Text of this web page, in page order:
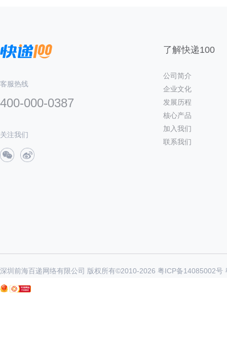
客服热线
400-000-0387
关注我们
了解快递100
公司简介
企业文化
发展历程
核心产品
加入我们
联系我们
深圳前海百递网络有限公司 版权所有©2010-2026 粤ICP备14085002号